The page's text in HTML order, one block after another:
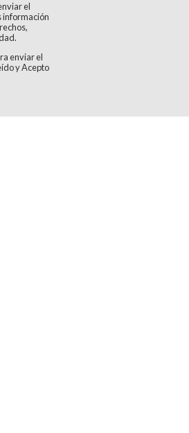
el
información
enviar el
y Acepto